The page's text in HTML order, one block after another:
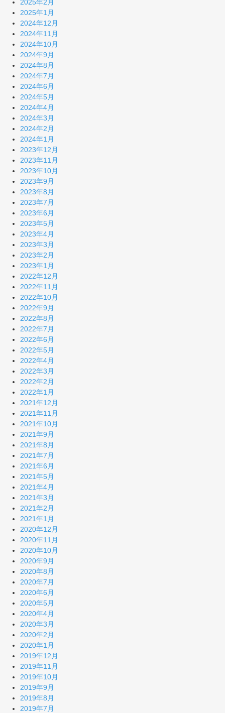
2025年2月
2025年1月
2024年12月
2024年11月
2024年10月
2024年9月
2024年8月
2024年7月
2024年6月
2024年5月
2024年4月
2024年3月
2024年2月
2024年1月
2023年12月
2023年11月
2023年10月
2023年9月
2023年8月
2023年7月
2023年6月
2023年5月
2023年4月
2023年3月
2023年2月
2023年1月
2022年12月
2022年11月
2022年10月
2022年9月
2022年8月
2022年7月
2022年6月
2022年5月
2022年4月
2022年3月
2022年2月
2022年1月
2021年12月
2021年11月
2021年10月
2021年9月
2021年8月
2021年7月
2021年6月
2021年5月
2021年4月
2021年3月
2021年2月
2021年1月
2020年12月
2020年11月
2020年10月
2020年9月
2020年8月
2020年7月
2020年6月
2020年5月
2020年4月
2020年3月
2020年2月
2020年1月
2019年12月
2019年11月
2019年10月
2019年9月
2019年8月
2019年7月